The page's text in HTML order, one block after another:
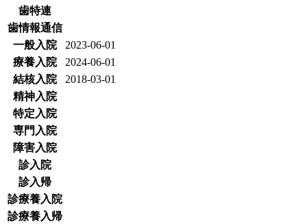
歯特連
歯情報通信
一般入院
2023-06-01
療養入院
2024-06-01
結核入院
2018-03-01
精神入院
特定入院
専門入院
障害入院
診入院
診入帰
診療養入院
診療養入帰